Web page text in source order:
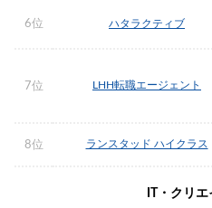
6位 ハタラクティブ
7位 LHH転職エージェント
8位 ランスタッド ハイクラス
IT・クリ